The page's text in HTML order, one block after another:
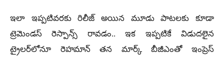
ఇలా ఇప్పటివరకు రిలీజ్ అయిన మూడు పాటలకు కూడా
ట్రెమెండస్ రెస్పాన్స్ రావడం.. ఇక ఇప్పటికే విడుదలైన
ట్రైలర్‌లోనూ రెహమాన్ తన మార్క్ బీజీఎంతో ఇంప్రెస్